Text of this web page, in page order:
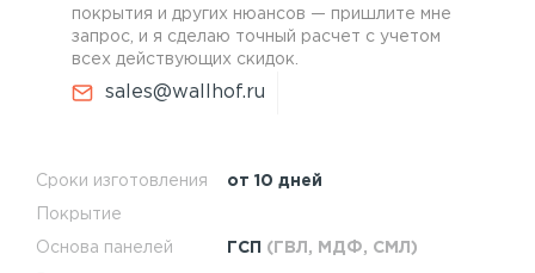
Сроки изготовления от 10 дней
Покрытие
Основа панелей ГСП (ГВЛ, МДФ, СМЛ)
покрытия и других нюансов — пришлите мне
запрос, и я сделаю точный расчет с учетом
всех действующих скидок.
sales@wallhof.ru